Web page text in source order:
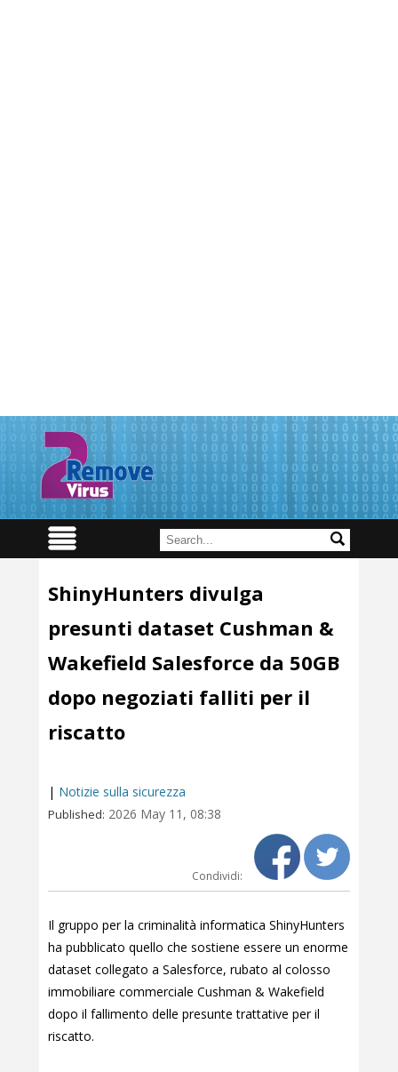
ShinyHunters divulga
presunti dataset Cushman &
Wakefield Salesforce da 50GB
dopo negoziati falliti per il
riscatto
| Notizie sulla sicurezza
Published: 2026 May 11, 08:38
Condividi:
Il gruppo per la criminalità informatica ShinyHunters
ha pubblicato quello che sostiene essere un enorme
dataset collegato a Salesforce, rubato al colosso
immobiliare commerciale Cushman & Wakefield
dopo il fallimento delle presunte trattative per il
riscatto.